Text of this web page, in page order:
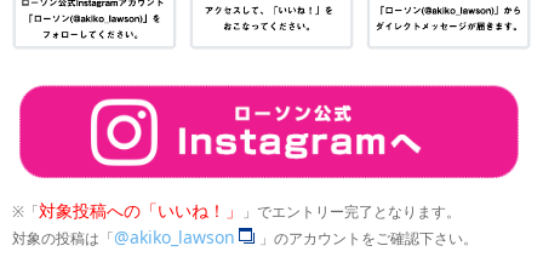
※「対象投稿への「いいね！」
」でエントリー完了となります。
対象の投稿は「@akiko_lawson 」のアカウントをご確認下さい。